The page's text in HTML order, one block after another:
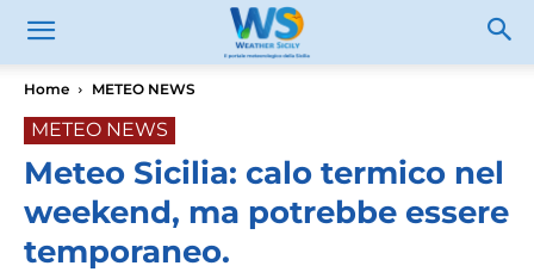
Home METEO NEWS
METEO NEWS
Meteo Sicilia: calo termico nel
weekend, ma potrebbe essere
temporaneo.